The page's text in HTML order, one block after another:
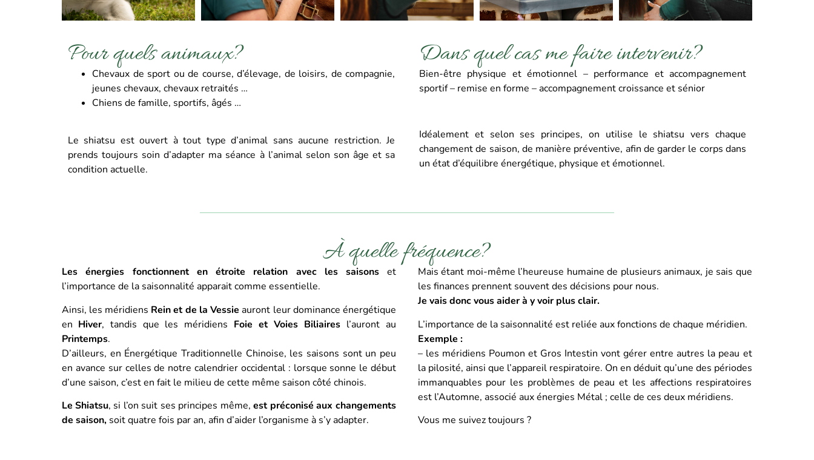
Pour quels animaux?
Chevaux de sport ou de course, d’élevage, de loisirs, de compagnie,
jeunes chevaux, chevaux retraités …
Chiens de famille, sportifs, âgés …
Le shiatsu est ouvert à tout type d’animal sans aucune restriction. Je
prends toujours soin d’adapter ma séance à l’animal selon son âge et sa
condition actuelle.
Dans quel cas me faire intervenir?
Bien-être physique et émotionnel – performance et accompagnement
sportif – remise en forme – accompagnement croissance et sénior
Idéalement et selon ses principes, on utilise le shiatsu vers chaque
changement de saison, de manière préventive, afin de garder le corps dans
un état d’équilibre énergétique, physique et émotionnel.
À quelle fréquence?
Les énergies fonctionnent en étroite relation avec les saisons et
l’importance de la saisonnalité apparait comme essentielle.
Ainsi, les méridiens Rein et de la Vessie auront leur dominance énergétique
en Hiver, tandis que les méridiens Foie et Voies Biliaires l’auront au
Printemps.
D’ailleurs, en Énergétique Traditionnelle Chinoise, les saisons sont un peu
en avance sur celles de notre calendrier occidental : lorsque sonne le début
d’une saison, c’est en fait le milieu de cette même saison côté chinois.
Le Shiatsu, si l’on suit ses principes même, est préconisé aux changements
de saison, soit quatre fois par an, afin d’aider l’organisme à s’y adapter.
Mais étant moi-même l’heureuse humaine de plusieurs animaux, je sais que
les finances prennent souvent des décisions pour nous.
Je vais donc vous aider à y voir plus clair.
L’importance de la saisonnalité est reliée aux fonctions de chaque méridien.
Exemple :
– les méridiens Poumon et Gros Intestin vont gérer entre autres la peau et
la pilosité, ainsi que l’appareil respiratoire. On en déduit qu’une des périodes
immanquables pour les problèmes de peau et les affections respiratoires
est l’Automne, associé aux énergies Métal ; celle de ces deux méridiens.
Vous me suivez toujours ?